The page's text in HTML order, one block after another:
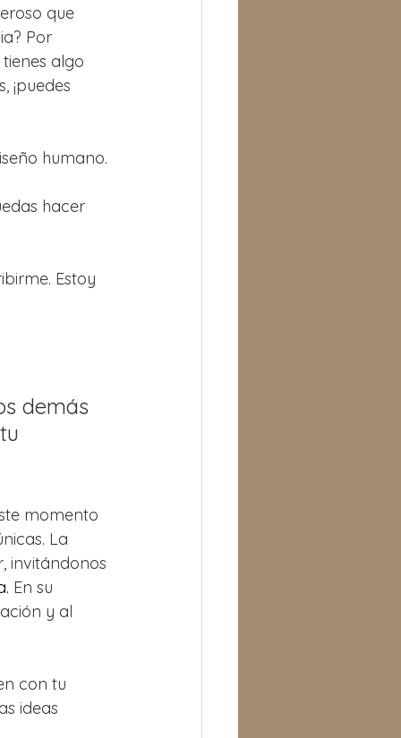
que
Por
algo
¡puedes
humano.
hacer
Estoy
demás
momento
La
invitándonos
En su
y al
con tu
ideas